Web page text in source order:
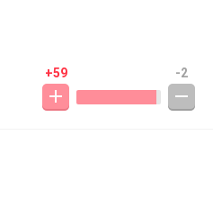
+59 -2